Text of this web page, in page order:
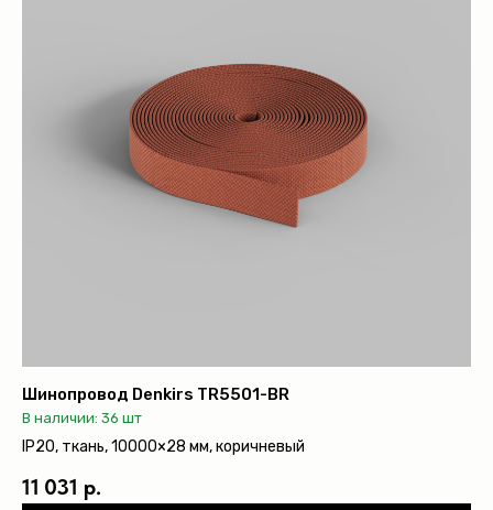
Шинопровод Denkirs TR5501-BR
В наличии: 36 шт
IP20, ткань, 10000×28 мм, коричневый
11 031 р.